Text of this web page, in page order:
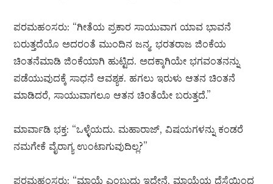
ಪರಮಹಂಸರು: “ಗೀತೆಯ ಪ್ರಕಾರ ಸಾಯುವಾಗ ಯಾವ ಭಾವನೆ
ಬರುತ್ತದೆಯೊ ಅದರಂತೆ ಮುಂದಿನ ಜನ್ಮ. ಭರತರಾಜ ಜಿಂಕೆಯ
ಚಿಂತನೆಮಾಡಿ ಜಿಂಕೆಯಾಗಿ ಹುಟ್ಟಿದ. ಅದಕ್ಕಾಗಿಯೇ ಭಗವಂತನನ್ನು
ಪಡೆಯುವುದಕ್ಕೆ ಸಾಧನೆ ಆವಶ್ಯಕ. ಹಗಲು ಇರುಳು ಆತನ ಚಿಂತನೆ
ಮಾಡಿದರೆ, ಸಾಯುವಾಗಲೂ ಆತನ ಚಿಂತೆಯೇ ಬರುತ್ತದೆ.”
ಮಾರ್ವಾಡಿ ಭಕ್ತ: “ಒಳ್ಳೆಯದು. ಮಹಾರಾಜ್, ವಿಷಯಗಳನ್ನು ಕಂಡರೆ
ನಮಗೇಕೆ ವೈರಾಗ್ಯ ಉಂಟಾಗುವುದಿಲ್ಲ?”
ಪರಮಹಂಸರು: “ಮಾಯೆ ಎಂಬುದು ಇದೇನೆ, ಮಾಯೆಯ ದೆಸೆಯಿಂದ